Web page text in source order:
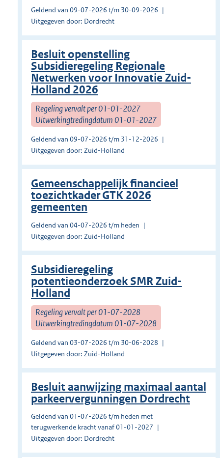
Geldend van 09-07-2026 t/m 30-09-2026
Uitgegeven door: Dordrecht
Besluit openstelling
Subsidieregeling Regionale
Netwerken voor Innovatie Zuid-
Holland 2026
Regeling vervalt per 01-01-2027
Uitwerkingtredingdatum 01-01-2027
Geldend van 09-07-2026 t/m 31-12-2026
Uitgegeven door: Zuid-Holland
Gemeenschappelijk financieel
toezichtkader GTK 2026
gemeenten
Geldend van 04-07-2026 t/m heden
Uitgegeven door: Zuid-Holland
Subsidieregeling
potentieonderzoek SMR Zuid-
Holland
Regeling vervalt per 01-07-2028
Uitwerkingtredingdatum 01-07-2028
Geldend van 03-07-2026 t/m 30-06-2028
Uitgegeven door: Zuid-Holland
Besluit aanwijzing maximaal aantal
parkeervergunningen Dordrecht
Geldend van 01-07-2026 t/m heden met
terugwerkende kracht vanaf 01-01-2027
Uitgegeven door: Dordrecht